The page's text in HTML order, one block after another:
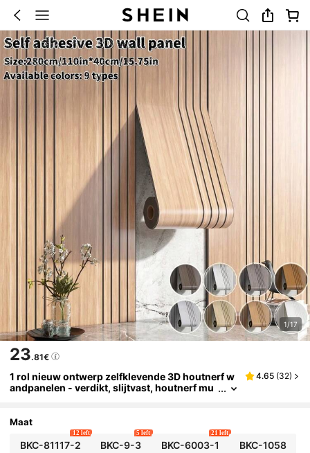
1/17
23.81€
1 rol nieuw ontwerp zelfklevende 3D houtnerf w
andpanelen - verdikt, slijtvast, houtnerf mu
oonkamer, slaapkamer, keuken, badkamer en an
dere binnenmuurdecoraties, afwasbaar
4.65 (32)
Maat
BKC-81117-2
12 left
BKC-9-3
5 left
BKC-6003-1
21 left
BKC-1058